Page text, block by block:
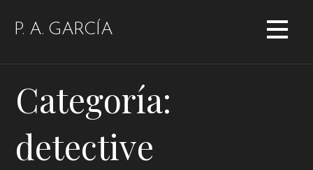
P. A. GARCÍA
Categoría:
detective